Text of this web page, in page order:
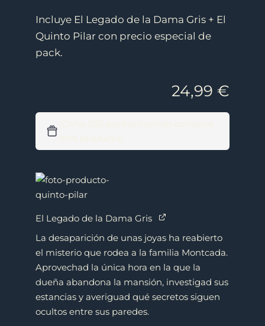
Incluye El Legado de la Dama Gris + El
Quinto Pilar con precio especial de
pack.
24,99 €
El Legado de la Dama Gris
La desaparición de unas joyas ha reabierto
el misterio que rodea a la familia Montcada.
Aprovechad la única hora en la que la
dueña abandona la mansión, investigad sus
estancias y averiguad qué secretos siguen
ocultos entre sus paredes.